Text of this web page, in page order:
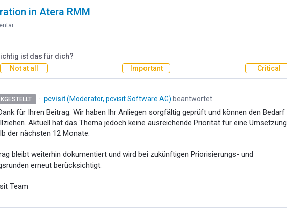
in Atera RMM
ist das für dich?
Not at all
Important Critical
· pcvisit(Moderator, pcvisit Software AG) beantwortet
für Ihren Beitrag. Wir haben Ihr Anliegen sorgfältig geprüft und können den Bedarf
Aktuell hat das Thema jedoch keine ausreichende Priorität für eine Umsetzung
der nächsten 12 Monate.
bleibt weiterhin dokumentiert und wird bei zukünftigen Priorisierungs- und
erneut berücksichtigt.
Team